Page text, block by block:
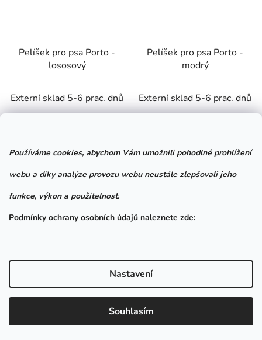
Používáme cookies, abychom Vám umožnili pohodlné prohlížení
webu a díky analýze provozu webu neustále zlepšovali jeho
funkce, výkon a použitelnost.
Podmínky ochrany osobních údajů naleznete zde:
Nastavení
Souhlasím
Pelíšek pro psa Porto -
lososový
Externí sklad 5-6 prac. dnů
Pelíšek Porto je ideální
kombinací stylu a pohodlí
vynikající funkčnost z něj
Pelíšek pro psa Porto -
modrý
Externí sklad 5-6 prac. dnů
kombinací stylu a pohodlí
vynikající funkčnost z něj